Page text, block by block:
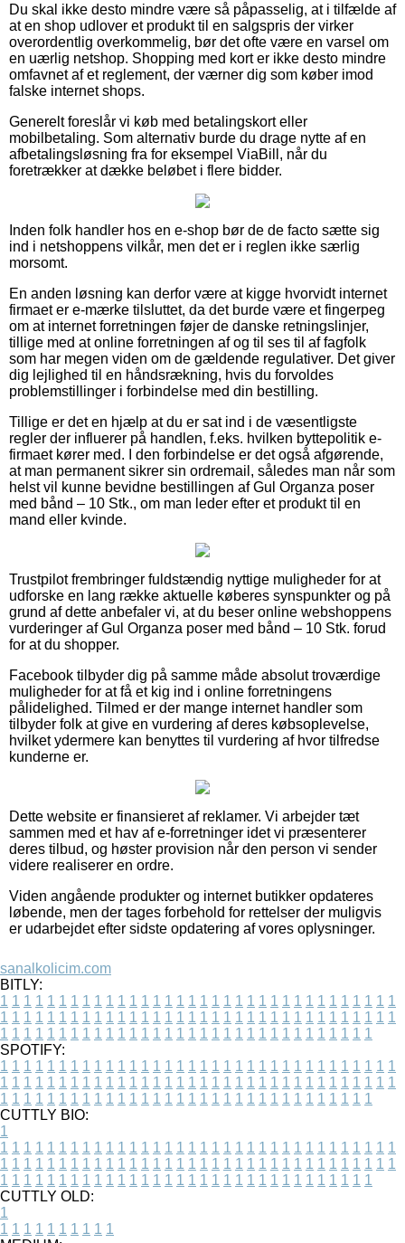
Du skal ikke desto mindre være så påpasselig, at i tilfælde af
at en shop udlover et produkt til en salgspris der virker
overordentlig overkommelig, bør det ofte være en varsel om
en uærlig netshop. Shopping med kort er ikke desto mindre
omfavnet af et reglement, der værner dig som køber imod
falske internet shops.
Generelt foreslår vi køb med betalingskort eller
mobilbetaling. Som alternativ burde du drage nytte af en
afbetalingsløsning fra for eksempel ViaBill, når du
foretrækker at dække beløbet i flere bidder.
Inden folk handler hos en e-shop bør de de facto sætte sig
ind i netshoppens vilkår, men det er i reglen ikke særlig
morsomt.
En anden løsning kan derfor være at kigge hvorvidt internet
firmaet er e-mærke tilsluttet, da det burde være et fingerpeg
om at internet forretningen føjer de danske retningslinjer,
tillige med at online forretningen af og til ses til af fagfolk
som har megen viden om de gældende regulativer. Det giver
dig lejlighed til en håndsrækning, hvis du forvoldes
problemstillinger i forbindelse med din bestilling.
Tillige er det en hjælp at du er sat ind i de væsentligste
regler der influerer på handlen, f.eks. hvilken byttepolitik e-
firmaet kører med. I den forbindelse er det også afgørende,
at man permanent sikrer sin ordremail, således man når som
helst vil kunne bevidne bestillingen af Gul Organza poser
med bånd – 10 Stk., om man leder efter et produkt til en
mand eller kvinde.
Trustpilot frembringer fuldstændig nyttige muligheder for at
udforske en lang række aktuelle køberes synspunkter og på
grund af dette anbefaler vi, at du beser online webshoppens
vurderinger af Gul Organza poser med bånd – 10 Stk. forud
for at du shopper.
Facebook tilbyder dig på samme måde absolut troværdige
muligheder for at få et kig ind i online forretningens
pålidelighed. Tilmed er der mange internet handler som
tilbyder folk at give en vurdering af deres købsoplevelse,
hvilket ydermere kan benyttes til vurdering af hvor tilfredse
kunderne er.
Dette website er finansieret af reklamer. Vi arbejder tæt
sammen med et hav af e-forretninger idet vi præsenterer
deres tilbud, og høster provision når den person vi sender
videre realiserer en ordre.
Viden angående produkter og internet butikker opdateres
løbende, men der tages forbehold for rettelser der muligvis
er udarbejdet efter sidste opdatering af vores oplysninger.
sanalkolicim.com
BITLY:
1 1 1 1 1 1 1 1 1 1 1 1 1 1 1 1 1 1 1 1 1 1 1 1 1 1 1 1 1 1 1 1 1 1
1 1 1 1 1 1 1 1 1 1 1 1 1 1 1 1 1 1 1 1 1 1 1 1 1 1 1 1 1 1 1 1 1 1
1 1 1 1 1 1 1 1 1 1 1 1 1 1 1 1 1 1 1 1 1 1 1 1 1 1 1 1 1 1 1 1
SPOTIFY:
1 1 1 1 1 1 1 1 1 1 1 1 1 1 1 1 1 1 1 1 1 1 1 1 1 1 1 1 1 1 1 1 1 1
1 1 1 1 1 1 1 1 1 1 1 1 1 1 1 1 1 1 1 1 1 1 1 1 1 1 1 1 1 1 1 1 1 1
1 1 1 1 1 1 1 1 1 1 1 1 1 1 1 1 1 1 1 1 1 1 1 1 1 1 1 1 1 1 1 1
CUTTLY BIO:
1
1 1 1 1 1 1 1 1 1 1 1 1 1 1 1 1 1 1 1 1 1 1 1 1 1 1 1 1 1 1 1 1 1 1
1 1 1 1 1 1 1 1 1 1 1 1 1 1 1 1 1 1 1 1 1 1 1 1 1 1 1 1 1 1 1 1 1 1
1 1 1 1 1 1 1 1 1 1 1 1 1 1 1 1 1 1 1 1 1 1 1 1 1 1 1 1 1 1 1 1
CUTTLY OLD:
1
1 1 1 1 1 1 1 1 1 1